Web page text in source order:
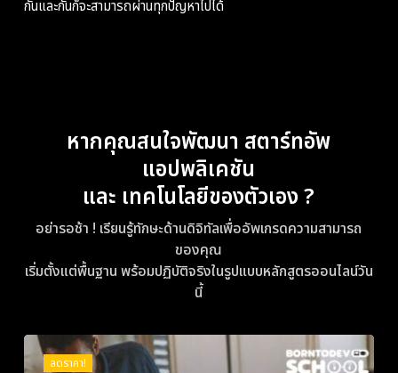
กันและกันก็จะสามารถผ่านทุกปัญหาไปได้
หากคุณสนใจพัฒนา สตาร์ทอัพ
แอปพลิเคชัน
และ เทคโนโลยีของตัวเอง ?
อย่ารอช้า ! เรียนรู้ทักษะด้านดิจิทัลเพื่ออัพเกรดความสามารถ
ของคุณ
เริ่มตั้งแต่พื้นฐาน พร้อมปฏิบัติจริงในรูปแบบหลักสูตรออนไลน์วัน
นี้
ลดราคา!